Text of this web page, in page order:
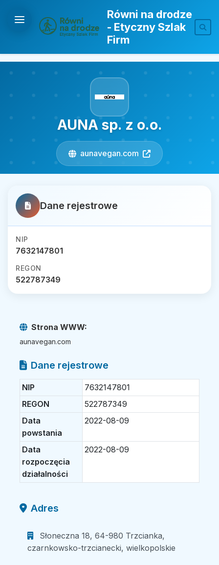
Równi na drodze
- Etyczny Szlak
Firm
AUNA sp. z o.o.
aunavegan.com
Dane rejestrowe
NIP
7632147801
REGON
522787349
Strona WWW:
aunavegan.com
Dane rejestrowe
NIP
7632147801
REGON
522787349
Data
powstania
2022-08-09
Data
rozpoczęcia
działalności
2022-08-09
Adres
Słoneczna 18, 64-980 Trzcianka,
czarnkowsko-trzcianecki, wielkopolskie